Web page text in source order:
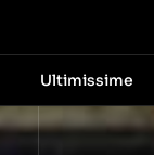
Ultimissime